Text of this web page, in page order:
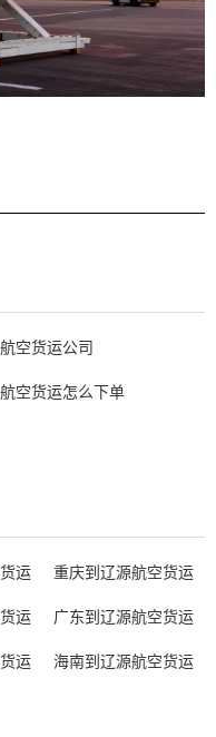
空货运公司
空货运怎么下单
运 重庆到辽源航空货运
运 广东到辽源航空货运
运 海南到辽源航空货运